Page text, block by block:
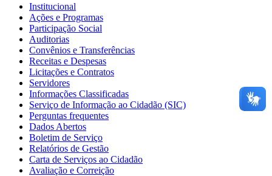
Institucional
Ações e Programas
Participação Social
Auditorias
Convênios e Transferências
Receitas e Despesas
Licitações e Contratos
Servidores
Informações Classificadas
Serviço de Informação ao Cidadão (SIC)
Perguntas frequentes
Dados Abertos
Boletim de Serviço
Relatórios de Gestão
Carta de Serviços ao Cidadão
Avaliação e Correição